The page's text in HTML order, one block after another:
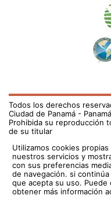
Todos los derechos
Ciudad de Panamá -
Prohibida su reproducción
de su titular
Utilizamos cookies
nuestros servicios y
con sus preferencias
de navegación. si
que acepta su uso. Puede
obtener más información